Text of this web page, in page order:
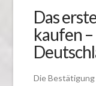
Das
kaufen
Die